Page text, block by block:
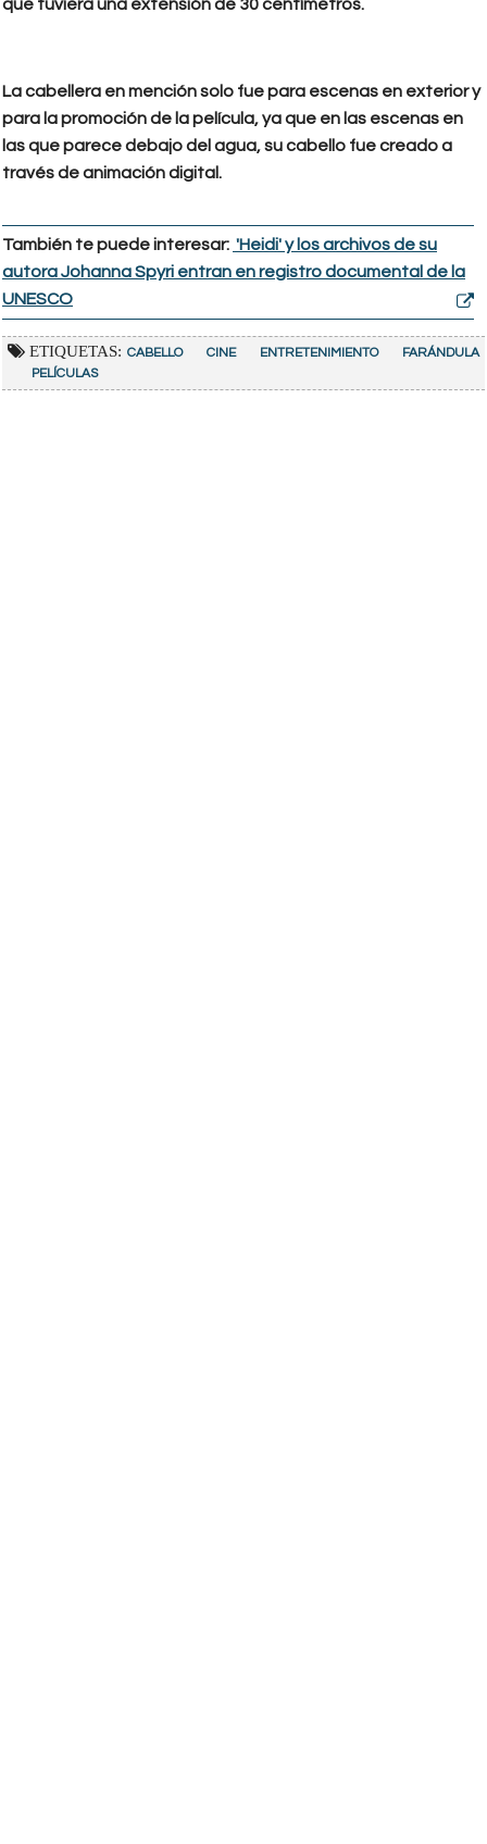
que tuviera una extensión de 30 centímetros.
La cabellera en mención solo fue para escenas en exterior y
para la promoción de la película, ya que en las escenas en
las que parece debajo del agua, su cabello fue creado a
través de animación digital.
También te puede interesar: 'Heidi' y los archivos de su
autora Johanna Spyri entran en registro documental de la
UNESCO
ETIQUETAS: CABELLO CINE ENTRETENIMIENTO
FARÁNDULA
PELÍCULAS